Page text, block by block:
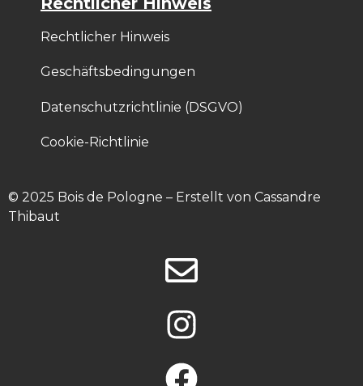
Rechtlicher Hinweis
Geschäftsbedingungen
Datenschutzrichtlinie (DSGVO)
Cookie-Richtlinie
© 2025 Bois de Pologne – Erstellt von Cassandre
Thibaut